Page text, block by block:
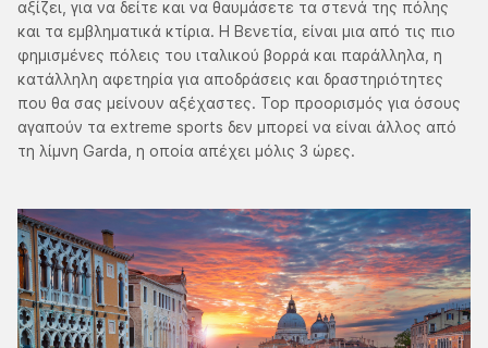
αξίζει, για να δείτε και να θαυμάσετε τα στενά της πόλης
και τα εμβληματικά κτίρια. Η Βενετία, είναι μια από τις πιο
φημισμένες πόλεις του ιταλικού βορρά και παράλληλα, η
κατάλληλη αφετηρία για αποδράσεις και δραστηριότητες
που θα σας μείνουν αξέχαστες. Top προορισμός για όσους
αγαπούν τα extreme sports δεν μπορεί να είναι άλλος από
τη λίμνη Garda, η οποία απέχει μόλις 3 ώρες.